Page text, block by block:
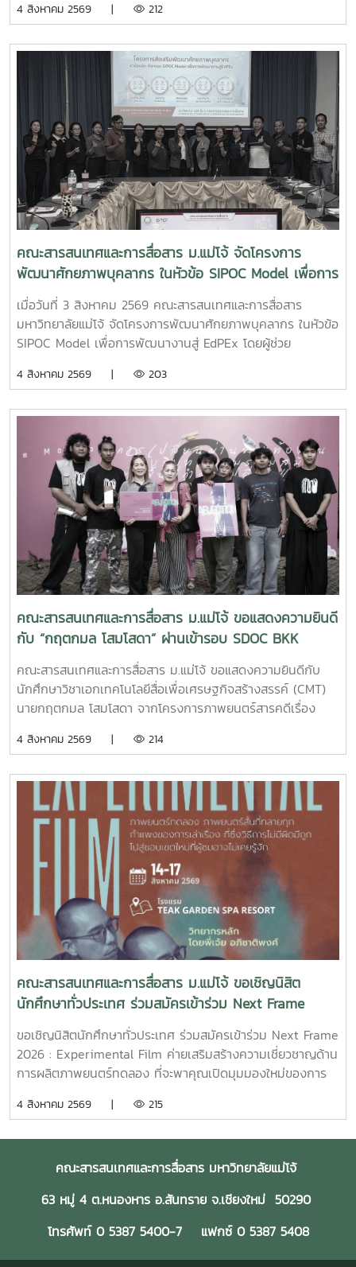
การประชุม Onsite, Online และระบบเชื่อมต่อข้ามห้อง เพื่อการ
:https://www.facebook.com/icmaejoWebsite
:https://infocomm.mju.ac.thWebsite MJU :www.mju.ac.th
4 สิงหาคม 2569 | 212
คณะสารสนเทศและการสื่อสาร ม.แม่โจ้ จัดโครงการ
พัฒนาศักยภาพบุคลากร ในหัวข้อ SIPOC Model เพื่อการ
พัฒนางานสู่ EdPEx
เมื่อวันที่ 3 สิงหาคม 2569 คณะสารสนเทศและการสื่อสาร
มหาวิทยาลัยแม่โจ้ จัดโครงการพัฒนาศักยภาพบุคลากร ในหัวข้อ
SIPOC Model เพื่อการพัฒนางานสู่ EdPEx โดยผู้ช่วย
บริการวิชาการ และวิเทศสัมพันธ์ เป็นวิทยากรบรรยายและนำสู่
SIPOC ในกระบวนการสำคัญภายใต้งานของตนเองSIPOC คือ
เครื่องมือสรุปภาพรวมกระบวนการทำงาน โดยย่อมาจากองค์
ประกอบหลัก 5 ส่วน ได้แก่Suppliers (ผู้ส่งมอบ)Inputs (ปัจจัย
นำเข้า)Process (กระบวนการ)เครื่องมือนี้ช่วยให้ทีมงานเห็นภาพ
การทำงานตั้งแต่ต้นน้ำถึงปลายน้ำที่แต่ละฝ่ายทำงานสอดรับกัน
สร้างความเข้าใจที่ตรงกันและใช้ปรับปรุงงานเพื่อให้องค์กรก้าวสู่
ความเป็นเลิศInC | MJUFacebook
:https://www.facebook.com/icmaejoWebsite
:https://infocomm.mju.ac.thWebsite MJU :www.mju.ac.th
4 สิงหาคม 2569 | 203
คณะสารสนเทศและการสื่อสาร ม.แม่โจ้ ขอแสดงความยินดี
กับ “กฤตกมล โสมโสดา” ผ่านเข้ารอบ SDOC BKK
PITCH: THAI STUDENT
คณะสารสนเทศและการสื่อสาร ม.แม่โจ้ ขอแสดงความยินดีกับ
นักศึกษาวิชาเอกเทคโนโลยีสื่อเพื่อเศรษฐกิจสร้างสรรค์ (CMT)
นายกฤตกมล โสมโสดา จากโครงการภาพยนตร์สารคดีเรื่อง
ทีม เข้าร่วมโครงการ SDOC BKK PITCH: THAI STUDENT ผู้
เสนอผลงานต่อหน้าคณะกรรมการ เพื่อชิงเงินรางวัลสูงสุด
50,000 บาท ภาพยนตร์สารคดีเรื่องนี้มีความยาว 17 นาที 17
วินาที กำกับภาพยนตร์สารคดี โดย กฤตกมล โสมโสดา หนัง
สารคดีเล่าเรื่องของคนขับรถบรรทุกผู้เคยทำร้ายครอบครัวจาก
ความผิดพลาดในอดีต ก่อนเลือกทุ่มเทแรงกายเพื่อซื้อและสร้าง
ธุรกิจในฝัน หวังให้ความเหนื่อยและความอดทนพาเขาไปสู่การ
ไถ่บาป และพิสูจน์ว่าคนเราสามารถเริ่มต้นใหม่ได้เสมอ คณะฯ ขอ
ร่วมเป็นกำลังใจให้กฤตกมล โสมโสดา ในการพัฒนาโครงการ
และนำเสนอผลงานในรอบต่อไป พร้อมขอแสดงความยินดีกับทั้ง
15 ทีมที่ได้รับการคัดเลือกในปีนี้ขอขอบคุณแหล่งที่มา
จาก: Bangkok International Student Film Festival -
SDOC BKKInC | MJUFacebook
:https://www.facebook.com/icmaejoWebsite
:https://infocomm.mju.ac.thWebsite MJU :www.mju.ac.th
4 สิงหาคม 2569 | 214
คณะสารสนเทศและการสื่อสาร ม.แม่โจ้ ขอเชิญนิสิต
นักศึกษาทั่วประเทศ ร่วมสมัครเข้าร่วม Next Frame
2026 : Experimental Film ค่ายเสริมสร้างความ
เชี่ยวชาญด้านการผลิตภาพยนตร์ทดลอง
ขอเชิญนิสิตนักศึกษาทั่วประเทศ ร่วมสมัครเข้าร่วม Next Frame
2026 : Experimental Film ค่ายเสริมสร้างความเชี่ยวชาญด้าน
การผลิตภาพยนตร์ทดลอง ที่จะพาคุณเปิดมุมมองใหม่ของการ
ข้นโอกาสพิเศษในการเรียนรู้จาก พี่เจ้ย" อภิชาติพงศ์ วีระเศรษฐ
ที่จะร่วมถ่ายทอดแนวคิด กระบวนการสร้างสรรค์ และ
การ์เด้น สปา รีสอร์ท จังหวัดเชียงรายเข้าร่วมฟรี! ไม่มีค่าใช้จ่าย
เปิดรับสมัครถึงวันที่ **7 สิงหาคม 2569**สมัคร
4 สิงหาคม 2569 | 215
คณะสารสนเทศและการสื่อสาร มหาวิทยาลัยแม่โจ้
63 หมู่ 4 ต.หนองหาร อ.สันทราย จ.เชียงใหม่ 50290
โทรศัพท์ 0 5387 5400-7 แฟกซ์ 0 5387 5408